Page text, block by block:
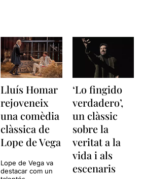
Lluís Homar
rejoveneix
una comèdia
clàssica de
Lope de Vega
Lope de Vega va
destacar com un
‘Lo fingido
verdadero’,
un clàssic
sobre la
veritat a la
vida i als
escenaris